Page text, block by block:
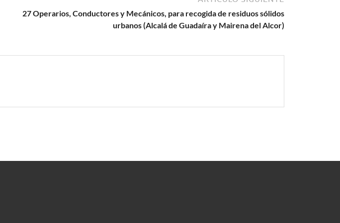
27 Operarios, Conductores y Mecánicos, para recogida de residuos sólidos
urbanos (Alcalá de Guadaíra y Mairena del Alcor)